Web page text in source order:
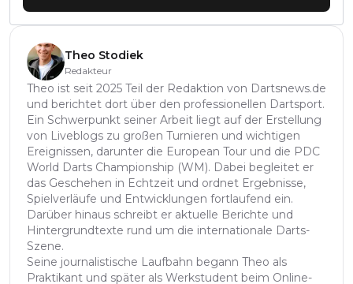
Theo Stodiek
Redakteur
Theo ist seit 2025 Teil der Redaktion von Dartsnews.de
und berichtet dort über den professionellen Dartsport.
Ein Schwerpunkt seiner Arbeit liegt auf der Erstellung
von Liveblogs zu großen Turnieren und wichtigen
Ereignissen, darunter die European Tour und die PDC
World Darts Championship (WM). Dabei begleitet er
das Geschehen in Echtzeit und ordnet Ergebnisse,
Spielverläufe und Entwicklungen fortlaufend ein.
Darüber hinaus schreibt er aktuelle Berichte und
Hintergrundtexte rund um die internationale Darts-
Szene.
Seine journalistische Laufbahn begann Theo als
Praktikant und später als Werkstudent beim Online-